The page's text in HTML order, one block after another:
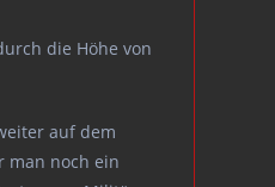
die Höhe von
auf dem
man noch ein